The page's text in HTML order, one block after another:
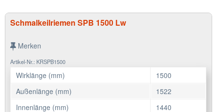
Schmalkeilriemen SPB 1500 Lw
Merken
Artikel-Nr.: KRSPB1500
Wirklänge (mm)
1500
Außenlänge (mm)
1522
Innenlänge (mm)
1440